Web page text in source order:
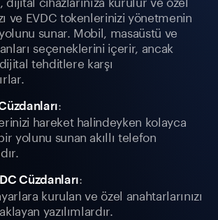
ve EVDC tokenlerinizi yönetmenin
sunar. Mobil, masaüstü ve
seçeneklerini içerir, ancak
tehditlere karşı
:
hareket halindeyken kolayca
yolunu sunan akıllı telefon
Cüzdanları:
kurulan ve özel anahtarlarınızı
yazılımlardır.